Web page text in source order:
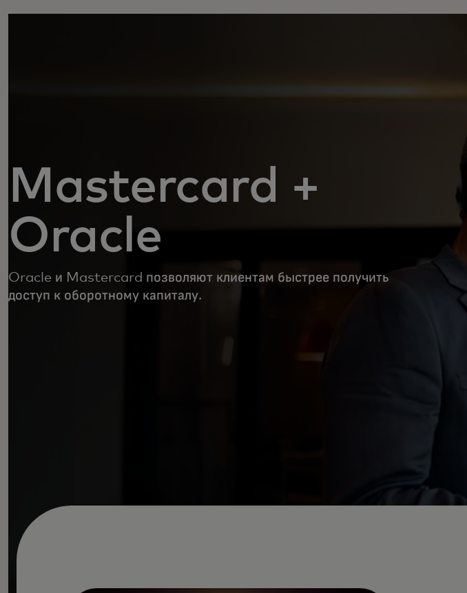
Mastercard +
Oracle
Oracle и Mastercard позволяют клиентам быстрее получить
доступ к оборотному капиталу.